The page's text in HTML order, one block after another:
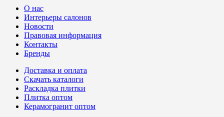
О нас
Интерьеры салонов
Новости
Правовая информация
Контакты
Бренды
Доставка и оплата
Скачать каталоги
Раскладка плитки
Плитка оптом
Керамогранит оптом